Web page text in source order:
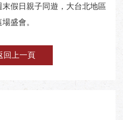
假日親子同遊，大台北地區
盛會。
回上一頁